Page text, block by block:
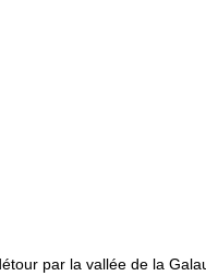
par la vallée de la